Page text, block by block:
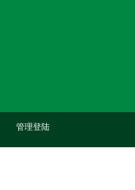
管理登陆